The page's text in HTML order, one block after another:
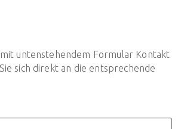
untenstehendem Formular Kontakt
sich direkt an die entsprechende